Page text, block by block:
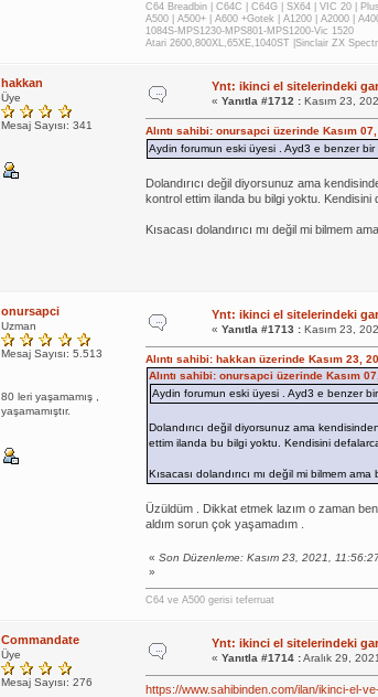
C64 Breadbin | C64C | C64G | SX64 | VIC 20 |
A500 | A500+ | A600 +Gotek | A1200 | A2000 |
1084S-MPS1230-MPS801-MPS1200-Vic 1520
Atari 2600,800XL,65XE,1040ST |Sinclair ZX
hakkan
Üye
Mesaj Sayısı: 341
Ynt: ikinci el sitelerindeki
« Yanıtla #1712 :Kasım 23,
Alıntı sahibi: onursapci üzerinde Kasım
Aydin forumun eski üyesi . Ayd3 e benzer bir
Dolandırıcı değil diyorsunuz ama
kontrol ettim ilanda bu bilgi yoktu. Kendisini
Kısacası dolandırıcı mı değil mi bilmem
onursapci
Uzman
Mesaj Sayısı: 5.513
80 leri yaşamamış ,
yaşamamıştır.
Ynt: ikinci el sitelerindeki
« Yanıtla #1713 :Kasım 23,
Alıntı sahibi: hakkan üzerinde Kasım 23,
Alıntı sahibi: onursapci üzerinde Kasım
Aydin forumun eski üyesi . Ayd3 e benzer
Dolandırıcı değil diyorsunuz ama
ettim ilanda bu bilgi yoktu. Kendisini
Kısacası dolandırıcı mı değil mi bilmem
Üzüldüm . Dikkat etmek lazım o zaman
aldım sorun çok yaşamadım .
« Son Düzenleme: Kasım 23, 2021,
»
C64 ve A500 gerisi teferruat
Commandate
Üye
Mesaj Sayısı: 276
Ynt: ikinci el sitelerindeki
« Yanıtla #1714 :Aralık 29,
https://www.sahibinden.com/ilan/ikinci-el-